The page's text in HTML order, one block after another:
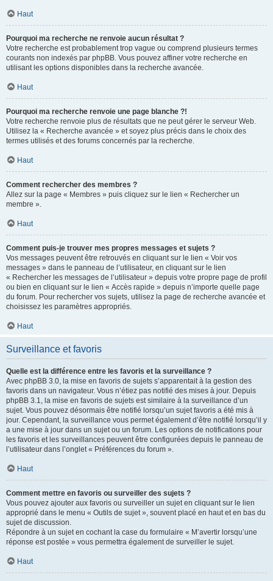
Haut
Pourquoi ma recherche ne renvoie aucun résultat ?
Votre recherche est probablement trop vague ou comprend plusieurs termes
courants non indexés par phpBB. Vous pouvez affiner votre recherche en
utilisant les options disponibles dans la recherche avancée.
Haut
Pourquoi ma recherche renvoie une page blanche ?!
Votre recherche renvoie plus de résultats que ne peut gérer le serveur Web.
Utilisez la « Recherche avancée » et soyez plus précis dans le choix des
termes utilisés et des forums concernés par la recherche.
Haut
Comment rechercher des membres ?
Allez sur la page « Membres » puis cliquez sur le lien « Rechercher un
membre ».
Haut
Comment puis-je trouver mes propres messages et sujets ?
Vos messages peuvent être retrouvés en cliquant sur le lien « Voir vos
messages » dans le panneau de l’utilisateur, en cliquant sur le lien
« Rechercher les messages de l’utilisateur » depuis votre propre page de profil
ou bien en cliquant sur le lien « Accès rapide » depuis n’importe quelle page
du forum. Pour rechercher vos sujets, utilisez la page de recherche avancée et
choisissez les paramètres appropriés.
Haut
Surveillance et favoris
Quelle est la différence entre les favoris et la surveillance ?
Avec phpBB 3.0, la mise en favoris de sujets s’apparentait à la gestion des
favoris dans un navigateur. Vous n’étiez pas notifié des mises à jour. Depuis
phpBB 3.1, la mise en favoris de sujets est similaire à la surveillance d’un
sujet. Vous pouvez désormais être notifié lorsqu’un sujet favoris a été mis à
jour. Cependant, la surveillance vous permet également d’être notifié lorsqu’il y
a une mise à jour dans un sujet ou un forum. Les options de notifications pour
les favoris et les surveillances peuvent être configurées depuis le panneau de
l’utilisateur dans l’onglet « Préférences du forum ».
Haut
Comment mettre en favoris ou surveiller des sujets ?
Vous pouvez ajouter aux favoris ou surveiller un sujet en cliquant sur le lien
approprié dans le menu « Outils de sujet », souvent placé en haut et en bas du
sujet de discussion.
Répondre à un sujet en cochant la case du formulaire « M’avertir lorsqu’une
réponse est postée » vous permettra également de surveiller le sujet.
Haut